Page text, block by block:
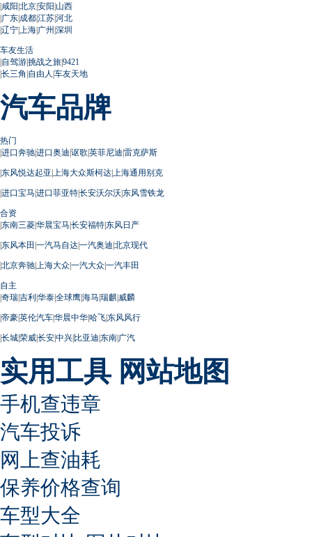
|咸阳|北京|安阳|山西
|广东|成都|江苏|河北
|辽宁| 上海|广州 |深圳
车友生活
|自驾游|挑战之旅|9421
|长三角 |自由人 |车友天地
汽车品牌
热门
|进口奔驰|进口奥迪|讴歌|英菲尼迪|雷克萨斯
|东风悦达起亚| 上海大众斯柯达| 上海通用别克
|进口宝马|进口菲亚特|长安沃尔沃|东风雪铁龙
合资
|东南三菱|华晨宝马|长安福特|东风日产
|东风本田 |一汽马自达|一汽奥迪|北京现代
|北京奔驰| 上海大众|一汽大众|一汽丰田
自主
|奇瑞|吉利|华泰|全球鹰|海马|瑞麒|威麟
|帝豪|英伦汽车|华晨中华|哈飞|东风风行
|长城|荣威|长安|中兴|比亚迪|东南|广汽
实用工具 网站地图
手机查违章
汽车投诉
网上查油耗
保养价格查询
车型大全